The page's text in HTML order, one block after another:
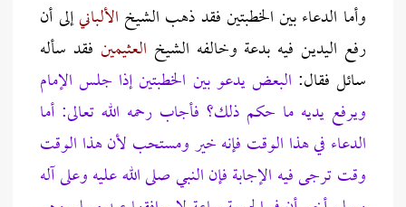
وأما الدعاء بين الخطبتين فقد ذهب الشيخ الألبانيإلى أن
رفع اليدين فيه بدعة وخالفه الشيخ العثيمين فقد سأله
سائل فقال: البعض يدعو بين الخطبتين إذا جلس الإمام
ويرفع يديه ما حكم ذلك؟ فأجاب رحمه الله تعالى: أما
الدعاء في هذا الوقت فإنه خير ومستحب لأن هذا الوقت
وقت ترجى فيه الإجابة فإن النبي صلى الله عليه وعلى آله